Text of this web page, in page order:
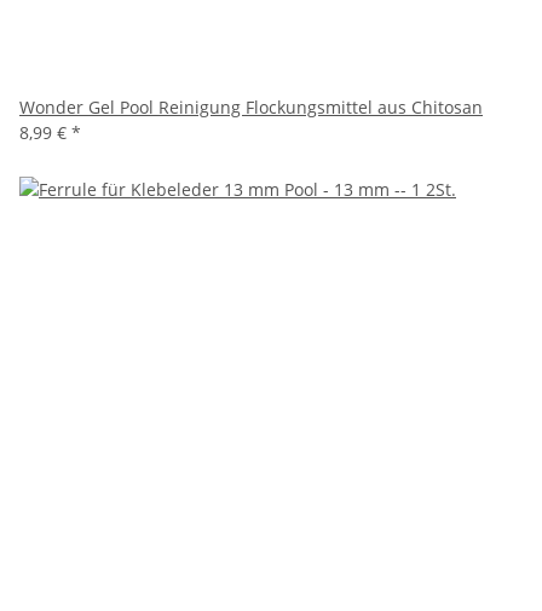
Wonder Gel Pool Reinigung Flockungsmittel aus Chitosan
8,99 € *